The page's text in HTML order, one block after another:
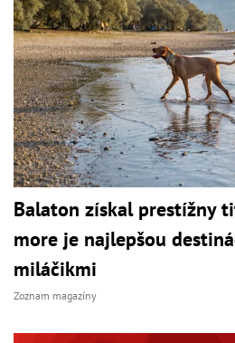
Balaton získal prestížny
more je najlepšou
miláčikmi
Zoznam magazíny